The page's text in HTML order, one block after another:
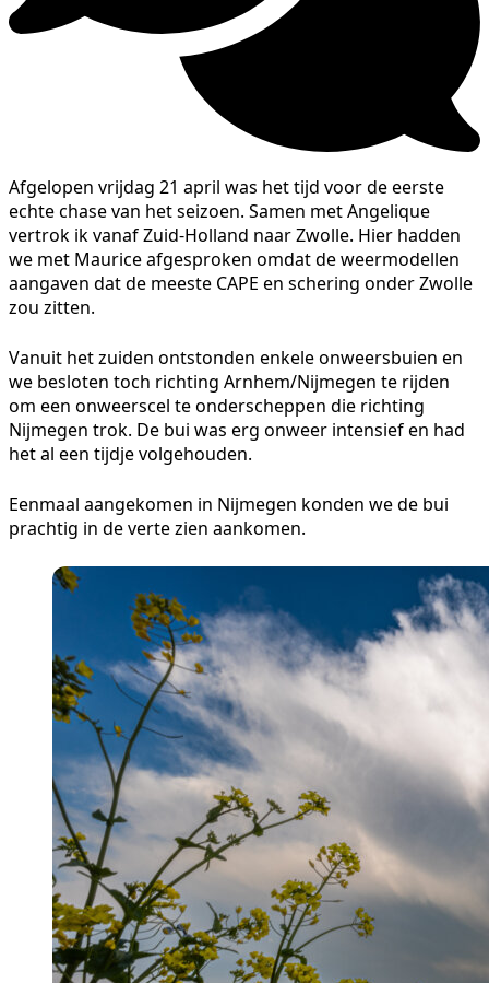
Afgelopen vrijdag 21 april was het tijd voor de eerste
echte chase van het seizoen. Samen met Angelique
vertrok ik vanaf Zuid-Holland naar Zwolle. Hier hadden
we met Maurice afgesproken omdat de weermodellen
aangaven dat de meeste CAPE en schering onder Zwolle
zou zitten.
Vanuit het zuiden ontstonden enkele onweersbuien en
we besloten toch richting Arnhem/Nijmegen te rijden
om een onweerscel te onderscheppen die richting
Nijmegen trok. De bui was erg onweer intensief en had
het al een tijdje volgehouden.
Eenmaal aangekomen in Nijmegen konden we de bui
prachtig in de verte zien aankomen.